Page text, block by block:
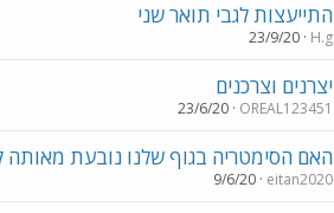
התייעצות לגבי תואר שני
H.g
23/9/20
יצרנים וצרכנים
OREAL123451
23/6/20
האם הסימטריה בגוף שלנו נובעת מאותה
eitan2020
9/6/20